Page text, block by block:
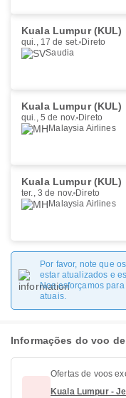
Kuala Lumpur (KUL)
qui., 17 de set. Direto
Saudia
Kuala Lumpur (KUL)
qui., 5 de nov. Direto
Malaysia Airlines
Kuala Lumpur (KUL)
ter., 3 de nov. Direto
Malaysia Airlines
Por favor, note que
estar atualizados e
Nos esforçamos
atuais.
Informações do voo
Ofertas de voos
Kuala Lumpur -